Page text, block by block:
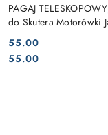
PAGAJ
do Skutera Motorówki
Cena:
55.00
Cena:
55.00